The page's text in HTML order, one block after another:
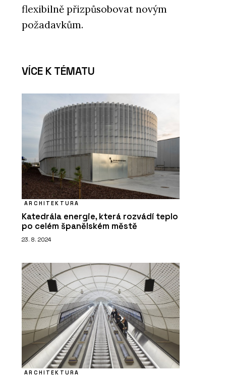
flexibilně přizpůsobovat novým
požadavkům.
VÍCE K TÉMATU
ARCHITEKTURA
Katedrála energie, která rozvádí teplo
po celém španělském městě
23. 8. 2024
ARCHITEKTURA